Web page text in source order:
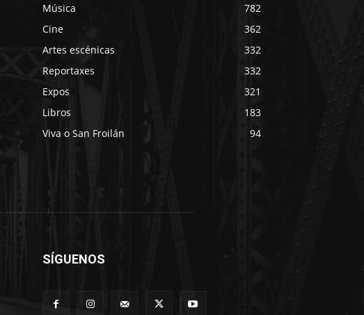
Música
782
Cine
362
Artes escénicas
332
Reportaxes
332
Expos
321
Libros
183
Viva o San Froilán
94
SÍGUENOS